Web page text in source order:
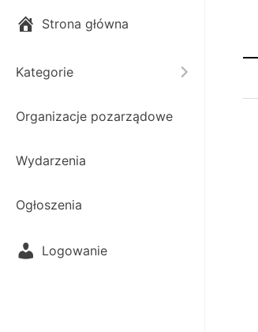
Strona główna
Kategorie
Organizacje pozarządowe
Wydarzenia
Ogłoszenia
Logowanie